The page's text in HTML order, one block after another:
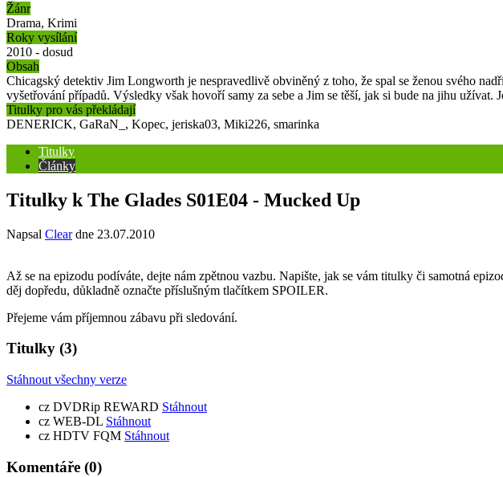
Žánr
Drama, Krimi
Roky vysílání
2010 - dosud
Obsah
Chicagský detektiv Jim Longworth je nespravedlivě obviněný z toho, že spal se ženou svého
vyšetřování případů. Výsledky však hovoří samy za sebe a Jim se těší, jak si bude na jihu
Titulky pro vás překládají
DENERICK, GaRaN_, Kopec, jeriska03, Miki226, smarinka
Titulky
Články
Titulky k The Glades S01E04 - Mucked Up
Napsal Cleardne 23.07.2010
Až se na epizodu podíváte, dejte nám zpětnou vazbu. Napište, jak se vám titulky či samotná
děj dopředu, důkladně označte příslušným tlačítkem SPOILER.
Přejeme vám příjemnou zábavu při sledování.
Titulky (3)
Stáhnout všechny verze
cz DVDRip REWARD Stáhnout
cz WEB-DL Stáhnout
cz HDTV FQM Stáhnout
Komentáře (0)